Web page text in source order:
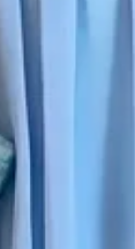
- GO, 74180-020
Sábado de 08h às 14h.